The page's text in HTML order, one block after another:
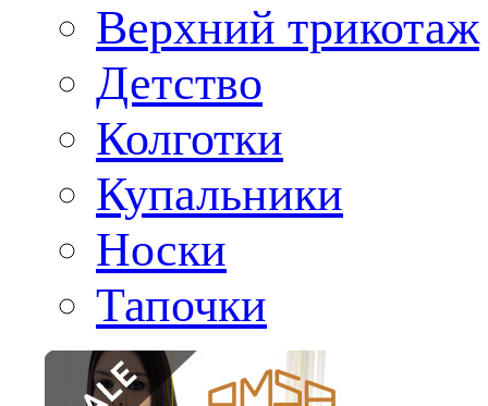
Верхний трикотаж
Детство
Колготки
Купальники
Носки
Тапочки